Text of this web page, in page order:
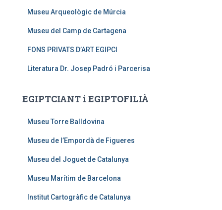
Museu Arqueològic de Múrcia
Museu del Camp de Cartagena
FONS PRIVATS D’ART EGIPCI
Literatura Dr. Josep Padró i Parcerisa
EGIPTCIANT i EGIPTOFILIÀ
Museu Torre Balldovina
Museu de l’Empordà de Figueres
Museu del Joguet de Catalunya
Museu Marítim de Barcelona
Institut Cartogràfic de Catalunya